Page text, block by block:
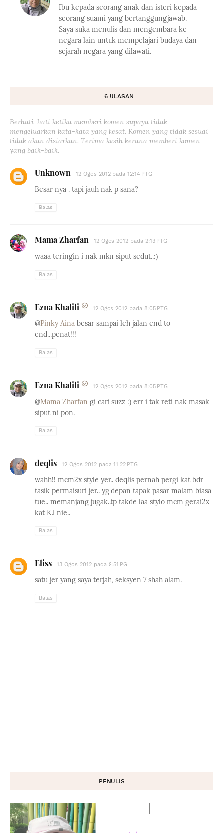
Ibu kepada seorang anak dan isteri kepada
seorang suami yang bertanggungjawab.
Saya suka menulis dan mengembara ke
negara lain untuk mempelajari budaya dan
sejarah negara yang dilawati.
6 ULASAN
Berhati-hati ketika memberi komen supaya tidak
mengeluarkan kata-kata yang kesat. Komen yang tidak sesuai
tidak akan disiarkan. Terima kasih kerana memberi komen
yang baik-baik.
Unknown 12 Ogos 2012 pada 12:14 PTG
Besar nya . tapi jauh nak p sana?
Balas
Mama Zharfan 12 Ogos 2012 pada 2:13 PTG
waaa teringin i nak mkn siput sedut..:)
Balas
Ezna Khalili 12 Ogos 2012 pada 8:05 PTG
@Pinky Aina besar sampai leh jalan end to
end...penat!!!
Balas
Ezna Khalili 12 Ogos 2012 pada 8:05 PTG
@Mama Zharfan gi cari suzz :) err i tak reti nak masak
siput ni pon.
Balas
deqlis 12 Ogos 2012 pada 11:22 PTG
wahh!! mcm2x style yer.. deqlis pernah pergi kat bdr
tasik permaisuri jer.. yg depan tapak pasar malam biasa
tue.. memanjang jugak..tp takde laa stylo mcm gerai2x
kat KJ nie..
Balas
Eliss 13 Ogos 2012 pada 9:51 PG
satu jer yang saya terjah, seksyen 7 shah alam.
Balas
PENULIS